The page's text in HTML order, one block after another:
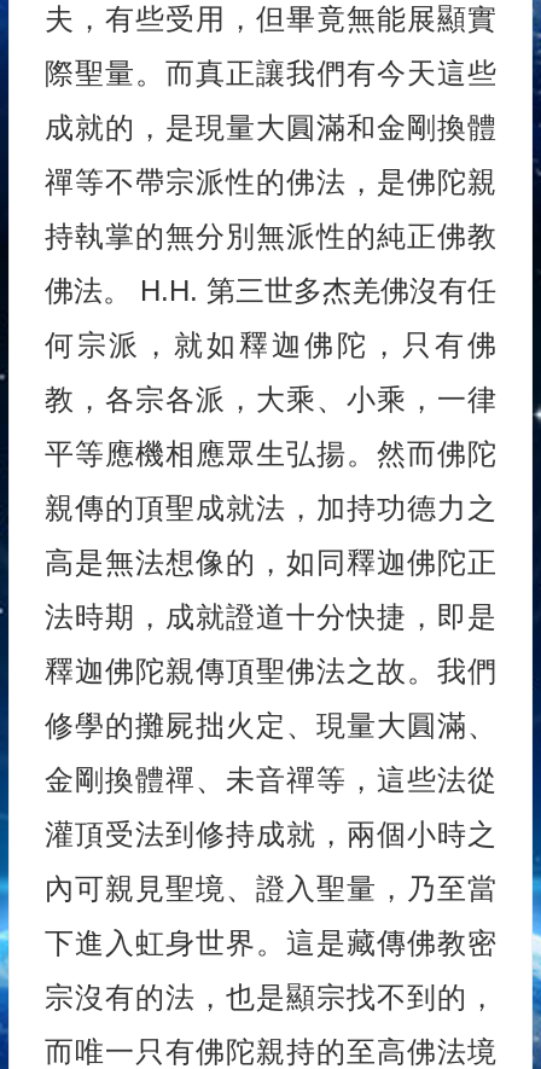
夫，有些受用，但畢竟無能展顯實
際聖量。而真正讓我們有今天這些
成就的，是現量大圓滿和金剛換體
禪等不帶宗派性的佛法，是佛陀親
持執掌的無分別無派性的純正佛教
佛法。 H.H. 第三世多杰羌佛沒有任
何宗派，就如釋迦佛陀，只有佛
教，各宗各派，大乘、小乘，一律
平等應機相應眾生弘揚。然而佛陀
親傳的頂聖成就法，加持功德力之
高是無法想像的，如同釋迦佛陀正
法時期，成就證道十分快捷，即是
釋迦佛陀親傳頂聖佛法之故。我們
修學的攤屍拙火定、現量大圓滿、
金剛換體禪、未音禪等，這些法從
灌頂受法到修持成就，兩個小時之
內可親見聖境、證入聖量，乃至當
下進入虹身世界。這是藏傳佛教密
宗沒有的法，也是顯宗找不到的，
而唯一只有佛陀親持的至高佛法境